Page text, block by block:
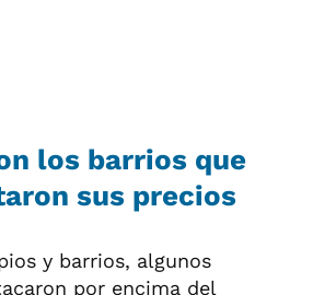
los barrios que
sus precios
y barrios, algunos
por encima del